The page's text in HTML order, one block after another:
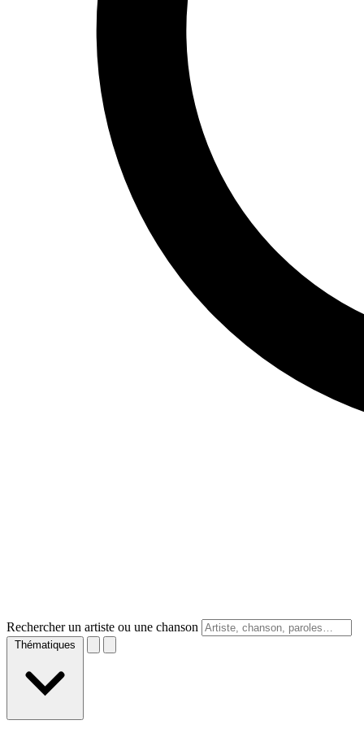
Rechercher un artiste ou une chanson
Thématiques